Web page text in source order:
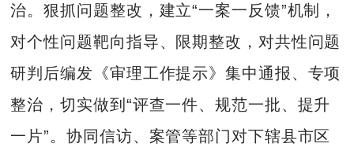
治。狠抓问题整改，建立“一案一反馈”机制，
对个性问题靶向指导、限期整改，对共性问题
研判后编发《审理工作提示》集中通报、专项
整治，切实做到“评查一件、规范一批、提升
一片”。协同信访、案管等部门对下辖县市区